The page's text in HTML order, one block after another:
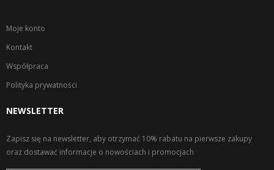
Moje konto
Kontakt
Współpraca
Polityka prywatności
NEWSLETTER
Zapisz się na newsletter, aby otrzymać 10% rabatu na pierwsze zakupy
oraz dostawać informacje o nowościach i promocjach